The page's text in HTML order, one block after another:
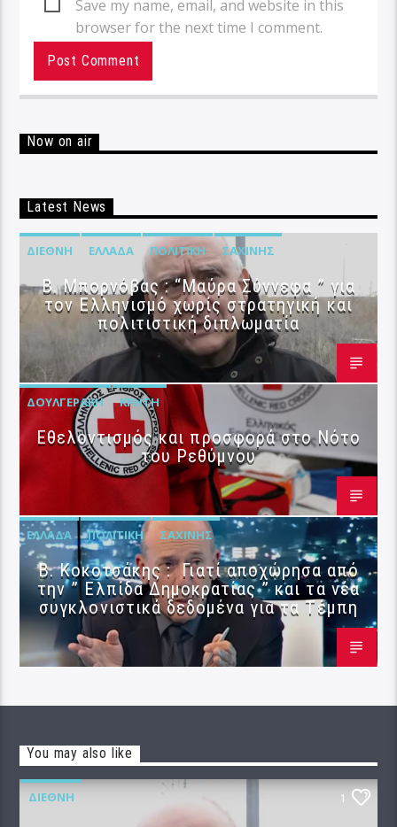
Save my name, email, and website in this
browser for the next time I comment.
Now on air
Latest News
ΔΙΕΘΝΉ ΕΛΛΆΔΑ ΠΟΛΙΤΙΚΉ ΣΑΧΊΝΗΣ
B. Μπορνόβας : “Μαύρα Σύννεφα ” για
τον Ελληνισμό χωρίς στρατηγική και
πολιτιστική διπλωματία
ΔΟΥΛΓΕΡΆΚΗ ΚΡΉΤΗ
Εθελοντισμός και προσφορά στο Νότο
του Ρεθύμνου
ΕΛΛΆΔΑ ΠΟΛΙΤΙΚΉ ΣΑΧΊΝΗΣ
Β. Κοκοτσάκης : Γιατί αποχώρησα από
την ” Ελπίδα Δημοκρατίας ” και τα νέα
συγκλονιστικά δεδομένα για τα Τέμπη
You may also like
ΔΙΕΘΝΉ 1